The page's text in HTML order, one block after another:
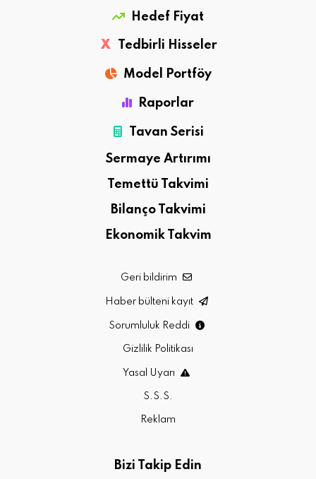
Hedef Fiyat
X Tedbirli Hisseler
Model Portföy
Raporlar
Tavan Serisi
Sermaye Artırımı
Temettü Takvimi
Bilanço Takvimi
Ekonomik Takvim
Geri bildirim
Haber bülteni kayıt
Sorumluluk Reddi
Gizlilik Politikası
Yasal Uyarı
S.S.S.
Reklam
Bizi Takip Edin